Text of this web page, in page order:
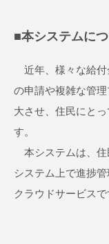
■本システムに
近年、様々な給付
の申請や複雑な管
大させ、住民にと
す。
本システムは、住
システム上で進捗
クラウドサービスで